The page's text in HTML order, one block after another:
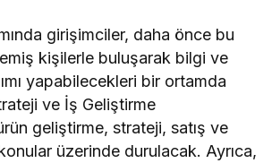
girişimciler, daha önce bu
kişilerle buluşarak bilgi ve
yapabilecekleri bir ortamda
ve İş Geliştirme
geliştirme, strateji, satış ve
üzerinde durulacak. Ayrıca,